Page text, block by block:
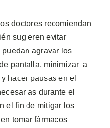
doctores recomiendan
sugieren evitar
agravar los
pantalla, minimizar la
hacer pausas en el
durante el
el fin de mitigar los
tomar fármacos